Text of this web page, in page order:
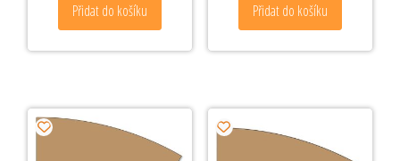
Přidat do košíku Přidat do košíku